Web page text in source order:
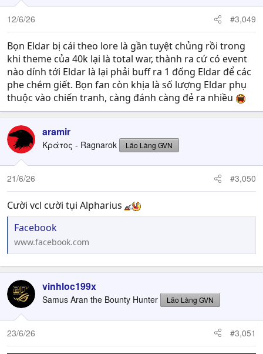
12/6/26 #3,049
Bọn Eldar bị cái theo lore là gần tuyệt chủng rồi trong
khi theme của 40k lại là total war, thành ra cứ có event
nào dính tới Eldar là lại phải buff ra 1 đống Eldar để các
phe chém giết. Bọn fan còn khịa là số lượng Eldar phụ
thuộc vào chiến tranh, càng đánh càng đẻ ra nhiều
aramir
Κράτος - Ragnarok Lão Làng GVN
21/6/26 #3,050
Cười vcl cười tụi Alpharius
Facebook
www.facebook.com
vinhloc199x
Samus Aran the Bounty Hunter Lão Làng GVN
23/6/26 #3,051